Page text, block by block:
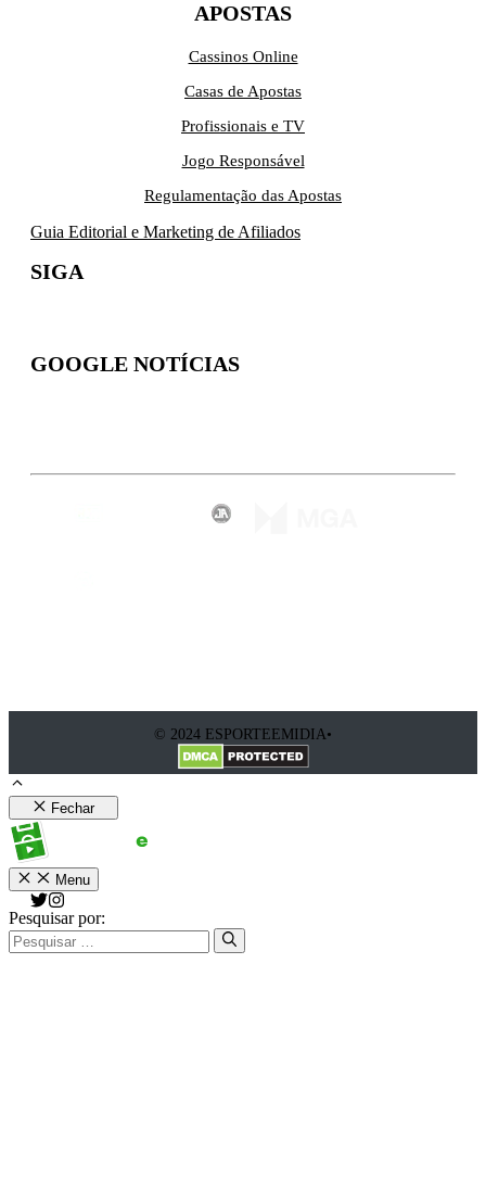
APOSTAS
Cassinos Online
Casas de Apostas
Profissionais e TV
Jogo Responsável
Regulamentação das Apostas
Guia Editorial e Marketing de Afiliados
SIGA
GOOGLE NOTÍCIAS
© 2024 ESPORTEEMIDIA•
Fechar
Menu
Pesquisar por: